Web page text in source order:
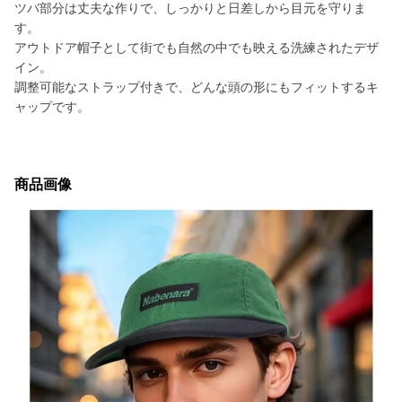
ツバ部分は丈夫な作りで、しっかりと日差しから目元を守りま
す。
アウトドア帽子として街でも自然の中でも映える洗練されたデザ
イン。
調整可能なストラップ付きで、どんな頭の形にもフィットするキ
ャップです。
商品画像